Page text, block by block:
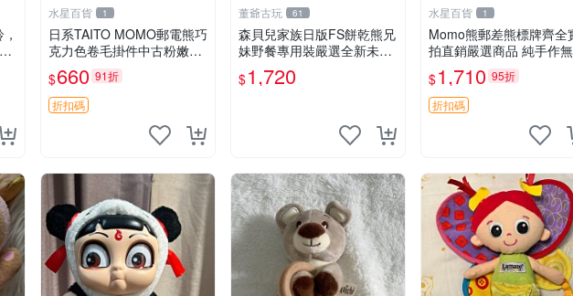
水星百貨 1
日系TAITO MOMO郵電熊巧
克力色卷毛掛件中古粉嫩玩
偶微瑕推薦 postpet momo
郵電熊 中古玩偶
$660 91折
折扣碼
董爺古玩 61
森貝兒家族日版FS餅乾熊兄
妹野餐專用裝嚴選全新未開
封，包含兩組大童款紙盒
裝，適合收藏與分享。 餅乾
$1,720
水星百貨 1
Momo熊郵差熊標牌齊全
拍直銷嚴選商品 純手作
圖可收藏 郵差熊 Momo熊
標牌 商品
$1,710 95折
折扣碼